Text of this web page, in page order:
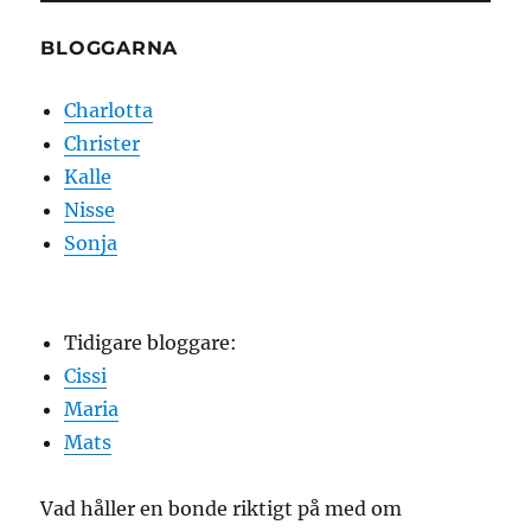
BLOGGARNA
Charlotta
Christer
Kalle
Nisse
Sonja
Tidigare bloggare:
Cissi
Maria
Mats
Vad håller en bonde riktigt på med om